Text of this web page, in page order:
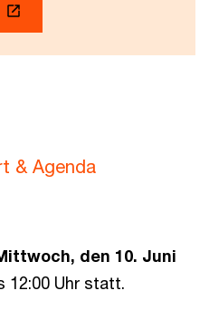
& Agenda
den 10. Juni
12:00 Uhr statt.